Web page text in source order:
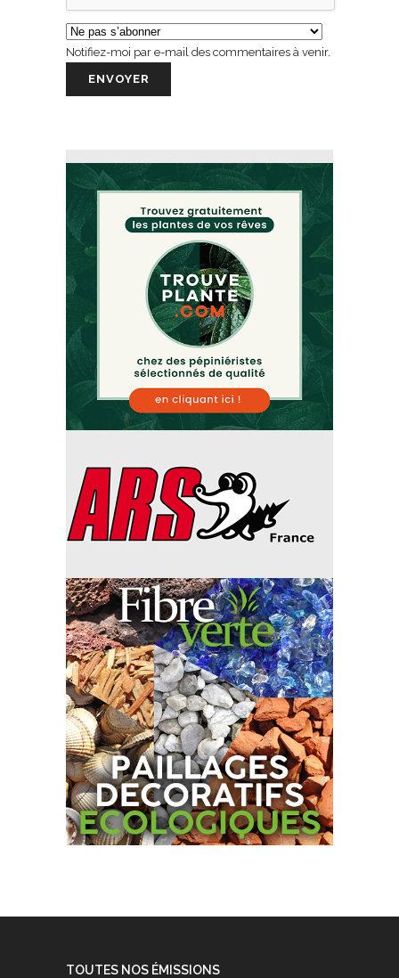
Notifiez-moi par e-mail des commentaires à venir.
TOUTES NOS ÉMISSIONS